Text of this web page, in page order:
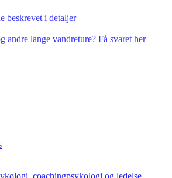
beskrevet i detaljer
lange vandreture? Få svaret her
coachingpsykologi og ledelse